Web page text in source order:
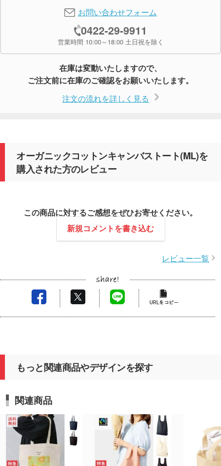
お問い合わせフォーム
0422-29-9911
営業時間 10:00～18:00 土日祝を除く
在庫は変動いたしますので、
ご注文前に在庫のご確認をお願いいたします。
注文の流れを詳しく見る
オーガニックコットンキャンバストート(ML)を
購入された方のレビュー
この商品に対するご感想をぜひお寄せください。
新規コメントを書き込む
レビュー一覧
もっと関連商品やデザインを探す
関連商品